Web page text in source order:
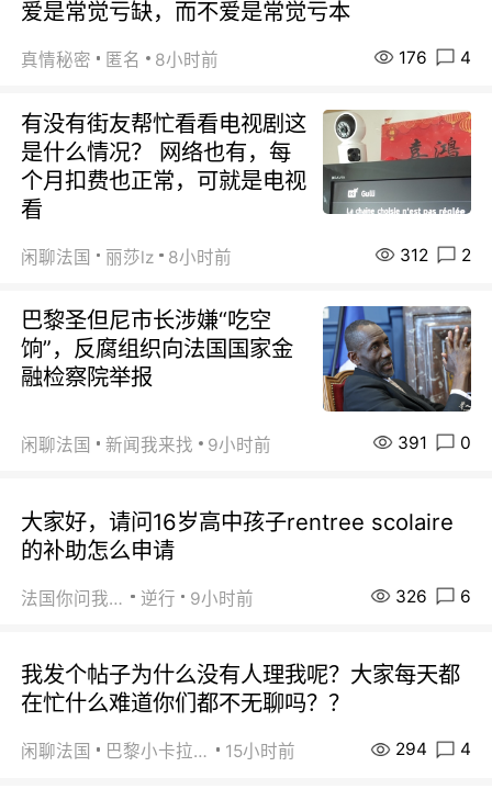
爱是常觉亏缺，而不爱是常觉亏本
真情秘密 匿名 8小时前 176 4
有没有街友帮忙看看电视剧这
是什么情况？ 网络也有，每
个月扣费也正常，可就是电视
看
闲聊法国 丽莎lz 8小时前 312 2
巴黎圣但尼市长涉嫌“吃空
饷”，反腐组织向法国国家金
融检察院举报
闲聊法国 新闻我来找 9小时前 391 0
大家好，请问16岁高中孩子rentree scolaire
的补助怎么申请
法国你问我答 逆行 9小时前 326 6
我发个帖子为什么没有人理我呢？大家每天都
在忙什么难道你们都不无聊吗？？
闲聊法国 巴黎小卡拉咪 15小时前 294 4